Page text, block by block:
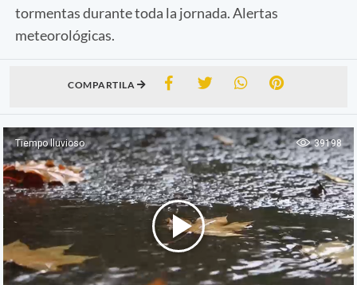
tormentas durante toda la jornada. Alertas
meteorológicas.
COMPARTILA